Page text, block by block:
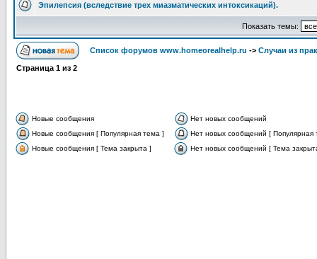
Эпилепсия (вследствие трех миазматических интоксикаций).
Показать темы:
Список форумов www.homeorealhelp.ru -> Случаи из
Страница 1 из 2
Новые сообщения
Нет новых сообщений
Новые сообщения [ Популярная тема ]
Нет новых сообщений [ Популярная
Новые сообщения [ Тема закрыта ]
Нет новых сообщений [ Тема